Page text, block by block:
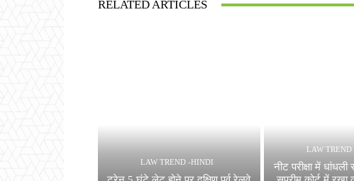
RELATED ARTICLES
LAW TREND -HINDI
LAW
नीट परीक्षा में